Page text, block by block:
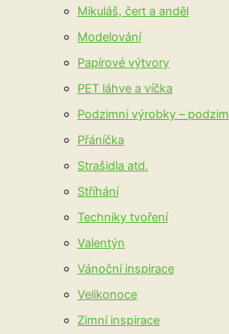
Mikuláš, čert a anděl
Modelování
Papírové výtvory
PET láhve a víčka
Podzimní výrobky – podzim
Přáníčka
Strašidla atd.
Stříhání
Techniky tvoření
Valentýn
Vánoční inspirace
Velikonoce
Zimní inspirace